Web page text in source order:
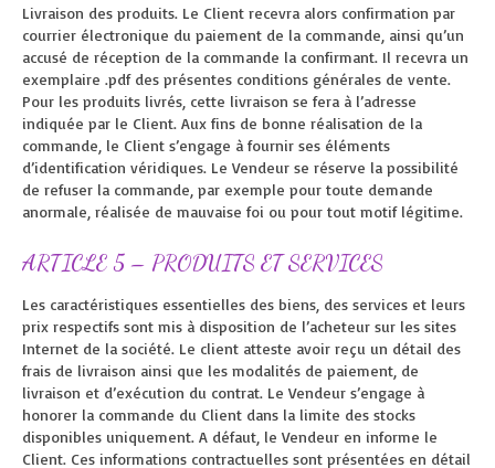
Livraison des produits. Le Client recevra alors confirmation par
courrier électronique du paiement de la commande, ainsi qu’un
accusé de réception de la commande la confirmant. Il recevra un
exemplaire .pdf des présentes conditions générales de vente.
Pour les produits livrés, cette livraison se fera à l’adresse
indiquée par le Client. Aux fins de bonne réalisation de la
commande, le Client s’engage à fournir ses éléments
d’identification véridiques. Le Vendeur se réserve la possibilité
de refuser la commande, par exemple pour toute demande
anormale, réalisée de mauvaise foi ou pour tout motif légitime.
ARTICLE 5 – PRODUITS ET SERVICES
Les caractéristiques essentielles des biens, des services et leurs
prix respectifs sont mis à disposition de l’acheteur sur les sites
Internet de la société. Le client atteste avoir reçu un détail des
frais de livraison ainsi que les modalités de paiement, de
livraison et d’exécution du contrat. Le Vendeur s’engage à
honorer la commande du Client dans la limite des stocks
disponibles uniquement. A défaut, le Vendeur en informe le
Client. Ces informations contractuelles sont présentées en détail